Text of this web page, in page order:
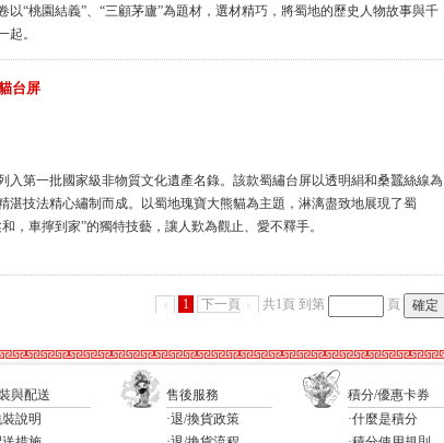
以“桃園結義”、“三顧茅廬”為題材，選材精巧，將蜀地的歷史人物故事與千
起。
台屏
入第一批國家級非物質文化遺產名錄。該款蜀繡台屏以透明絹和桑蠶絲線為
湛技法精心繡制而成。以蜀地瑰寶大熊貓為主題，淋漓盡致地展現了蜀
，車擰到家”的獨特技藝，讓人歎為觀止、愛不釋手。
1 下一頁 共1頁 到第 頁
與配送 售後服務
積分/優惠卡券
裝說明
·退/換貨政策
·什麼是積分